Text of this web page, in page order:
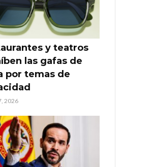
y teatros
las gafas de
por temas de
2026